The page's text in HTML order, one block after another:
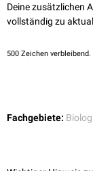
Deine zusätzlichen
vollständig zu
500 Zeichen
Fachgebiete: